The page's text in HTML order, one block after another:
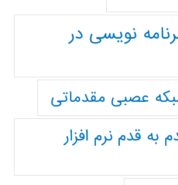
نویسی در
عصبی مقدماتی
به قدم نرم افزار